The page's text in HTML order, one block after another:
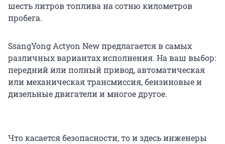
шесть литров топлива на сотню километров
пробега.
SsangYong Actyon New предлагается в самых
различных вариантах исполнения. На ваш выбор:
передний или полный привод, автоматическая
или механическая трансмиссия, бензиновые и
дизельные двигатели и многое другое.
Что касается безопасности, то и здесь инженеры